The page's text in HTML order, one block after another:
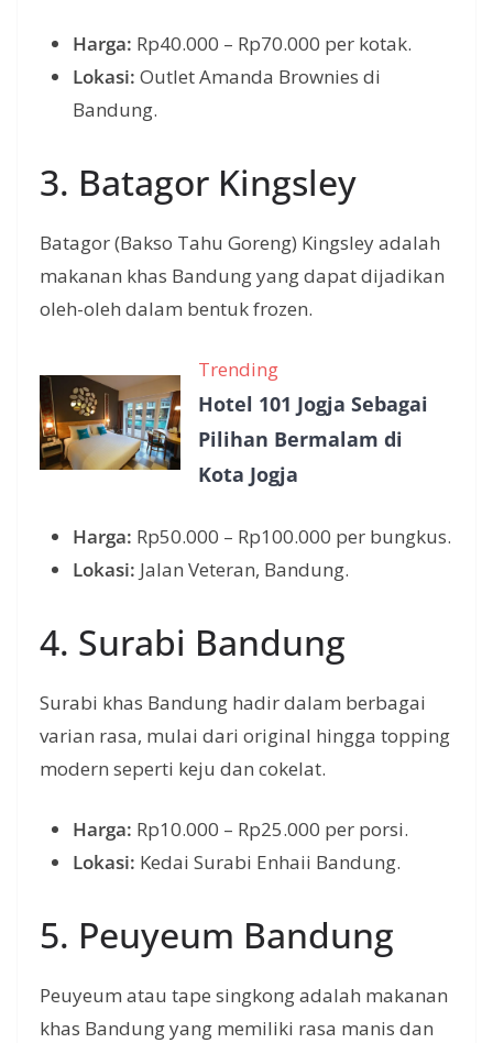
Harga: Rp40.000 – Rp70.000 per kotak.
Lokasi: Outlet Amanda Brownies di
Bandung.
3. Batagor Kingsley
Batagor (Bakso Tahu Goreng) Kingsley adalah
makanan khas Bandung yang dapat dijadikan
oleh-oleh dalam bentuk frozen.
Trending
Hotel 101 Jogja Sebagai
Pilihan Bermalam di
Kota Jogja
Harga: Rp50.000 – Rp100.000 per bungkus.
Lokasi: Jalan Veteran, Bandung.
4. Surabi Bandung
Surabi khas Bandung hadir dalam berbagai
varian rasa, mulai dari original hingga topping
modern seperti keju dan cokelat.
Harga: Rp10.000 – Rp25.000 per porsi.
Lokasi: Kedai Surabi Enhaii Bandung.
5. Peuyeum Bandung
Peuyeum atau tape singkong adalah makanan
khas Bandung yang memiliki rasa manis dan